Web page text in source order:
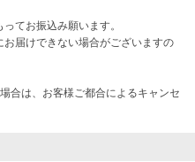
てお振込み願います。
届けできない場合がございますの
合は、お客様ご都合によるキャンセ